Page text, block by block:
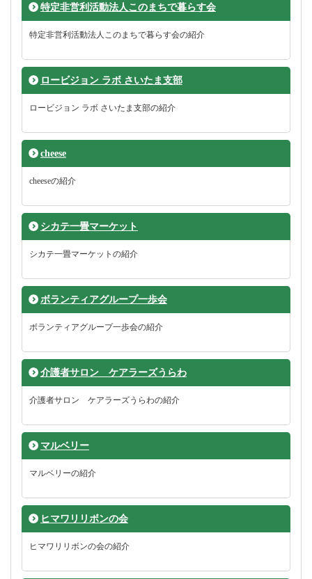
特定非営利活動法人このまちで暮らす会
特定非営利活動法人このまちで暮らす会の紹介
ロービジョン ラボ さいたま支部
ロービジョン ラボ さいたま支部の紹介
cheese
cheeseの紹介
シカテ一畳マーケット
シカテ一畳マーケットの紹介
ボランティアグループ一歩会
ボランティアグループ一歩会の紹介
介護者サロン ケアラーズうらわ
介護者サロン ケアラーズうらわの紹介
マルベリー
マルベリーの紹介
ヒマワリリボンの会
ヒマワリリボンの会の紹介